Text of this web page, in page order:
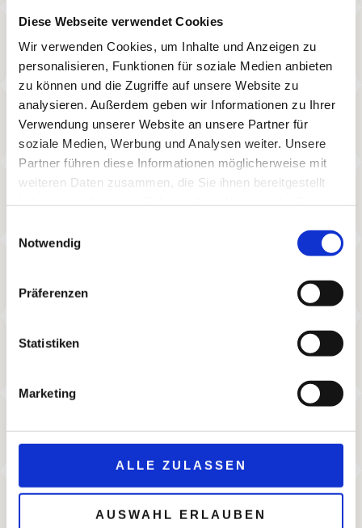
Diese Webseite verwendet Cookies
Wir verwenden Cookies, um Inhalte und Anzeigen zu
personalisieren, Funktionen für soziale Medien anbieten
zu können und die Zugriffe auf unsere Website zu
analysieren. Außerdem geben wir Informationen zu Ihrer
Verwendung unserer Website an unsere Partner für
soziale Medien, Werbung und Analysen weiter. Unsere
Partner führen diese Informationen möglicherweise mit
weiteren Daten zusammen, die Sie ihnen bereitgestellt
Notwendig
Präferenzen
Statistiken
Marketing
ALLE ZULASSEN
AUSWAHL ERLAUBEN